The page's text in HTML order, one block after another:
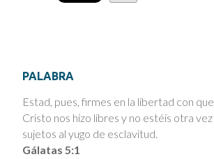
PALABRA
Estad, pues, firmes en la libertad con que
Cristo nos hizo libres y no estéis otra vez
sujetos al yugo de esclavitud.
Gálatas 5:1